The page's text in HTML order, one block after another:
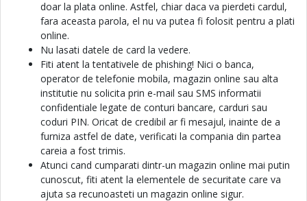
doar la plata online. Astfel, chiar daca va pierdeti cardul,
fara aceasta parola, el nu va putea fi folosit pentru a plati
online.
Nu lasati datele de card la vedere.
Fiti atent la tentativele de phishing! Nici o banca,
operator de telefonie mobila, magazin online sau alta
institutie nu solicita prin e-mail sau SMS informatii
confidentiale legate de conturi bancare, carduri sau
coduri PIN. Oricat de credibil ar fi mesajul, inainte de a
furniza astfel de date, verificati la compania din partea
careia a fost trimis.
Atunci cand cumparati dintr-un magazin online mai putin
cunoscut, fiti atent la elementele de securitate care va
ajuta sa recunoasteti un magazin online sigur.